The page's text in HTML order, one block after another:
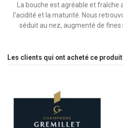
La bouche est agréable et fraîche
l’acidité et la maturité. Nous
séduit au nez, augmenté de fines
Les clients qui ont acheté ce